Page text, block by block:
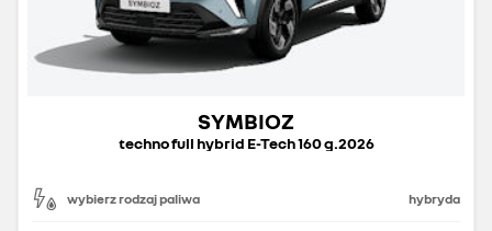
SYMBIOZ
techno full hybrid E-Tech 160 g.2026
wybierz rodzaj paliwa hybryda